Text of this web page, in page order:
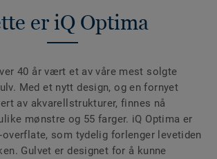
er iQ Optima
40 år vært et av våre mest solgte
Med et nytt design, og en fornyet
av akvarellstrukturer, finnes nå
mønstre og 55 farger. iQ Optima er
overflate, som tydelig forlenger levetiden
Gulvet er designet for å kunne